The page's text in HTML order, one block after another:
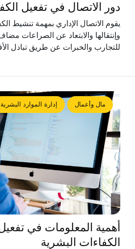
دور الاتصال في تفعيل
يقوم الاتصال الإداري بمهمة تنشيط
وإنتقالها والابتعاد عن الصراعات
للتجارب والخبرات عن طريق تبادل
مال وأعمال إدارة الموارد البشرية
أهمية المعلومات في
الكفاءات البشرية